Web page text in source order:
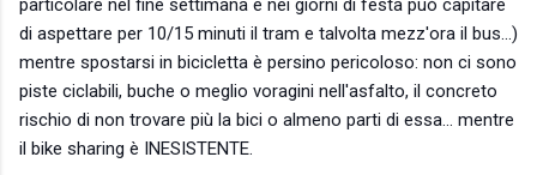
di aspettare per 10/15 minuti il tram e talvolta mezz'ora il bus...)
mentre spostarsi in bicicletta è persino pericoloso: non ci sono
piste ciclabili, buche o meglio voragini nell'asfalto, il concreto
rischio di non trovare più la bici o almeno parti di essa... mentre
il bike sharing è INESISTENTE.